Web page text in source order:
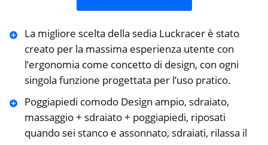
La migliore scelta della sedia Luckracer è stato
creato per la massima esperienza utente con
l’ergonomia come concetto di design, con ogni
singola funzione progettata per l’uso pratico.
Poggiapiedi comodo Design ampio, sdraiato,
massaggio + sdraiato + poggiapiedi, riposati
quando sei stanco e assonnato, sdraiati, rilassa il